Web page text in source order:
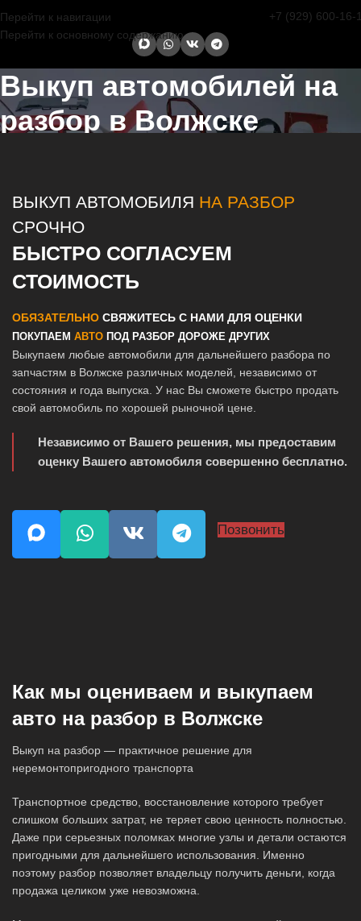
Перейти к навигации
Перейти к основному содержанию
+7 (929) 600-16-
Выкуп автомобилей на
разбор в Волжске
ВЫКУП АВТОМОБИЛЯ НА РАЗБОР
СРОЧНО
БЫСТРО СОГЛАСУЕМ
СТОИМОСТЬ
ОБЯЗАТЕЛЬНО СВЯЖИТЕСЬ С НАМИ ДЛЯ ОЦЕНКИ
ПОКУПАЕМ АВТО ПОД РАЗБОР ДОРОЖЕ ДРУГИХ
Выкупаем любые автомобили для дальнейшего разбора по
запчастям в Волжске различных моделей, независимо от
состояния и года выпуска. У нас Вы сможете быстро продать
свой автомобиль по хорошей рыночной цене.
Независимо от Вашего решения, мы предоставим
оценку Вашего автомобиля совершенно бесплатно.
Позвонить
Как мы оцениваем и выкупаем
авто на разбор в Волжске
Выкуп на разбор — практичное решение для
неремонтопригодного транспорта
Транспортное средство, восстановление которого требует
слишком больших затрат, не теряет свою ценность полностью.
Даже при серьезных поломках многие узлы и детали остаются
пригодными для дальнейшего использования. Именно
поэтому разбор позволяет владельцу получить деньги, когда
продажа целиком уже невозможна.